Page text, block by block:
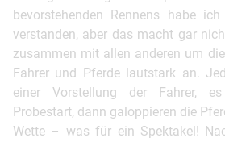
bevorstehenden Rennens habe
verstanden, aber das macht gar
zusammen mit allen anderen um
Fahrer und Pferde lautstark an.
einer Vorstellung der Fahrer,
Probestart, dann galoppieren die
Wette – was für ein Spektakel!